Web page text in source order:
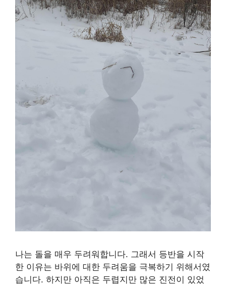
나는 돌을 매우 두려워합니다. 그래서 등반을 시작
한 이유는 바위에 대한 두려움을 극복하기 위해서였
습니다. 하지만 아직은 두렵지만 많은 진전이 있었